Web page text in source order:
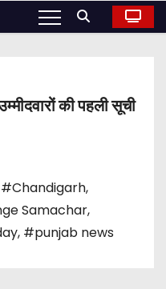
की पहली सूची
#Chandigarh,
Samachar,
, #punjab news